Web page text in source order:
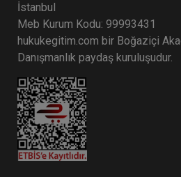
Limited Şirketler - IV. Ticaret
360 TL
Tüketici Hukuku Enstitüsü
İstanbul
Meb Kurum Kodu: 99993431
hukukegitim.com bir Boğaziçi
Danışmanlık paydaş kuruluşudur.